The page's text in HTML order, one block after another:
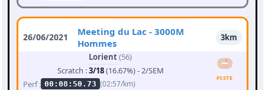
26/06/2021
Meeting du Lac - 3000M
Hommes
3km
Lorient(56)
Scratch :3/18(16.67%) - 2/SEM
Perf : 00:08:50.73 (02:57/km)
PISTE